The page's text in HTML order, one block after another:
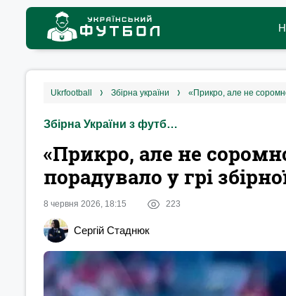
ukrfootball збірна україни
Збірна України з футболу
«Прикро, але не
порадувало у грі
8 червня 2026, 18:15 223
Сергій Стаднюк